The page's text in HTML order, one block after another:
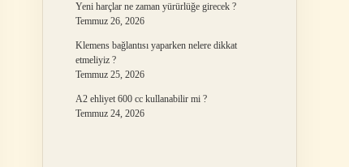
Yeni harçlar ne zaman yürürlüğe girecek ?
Temmuz 26, 2026
Klemens bağlantısı yaparken nelere dikkat
etmeliyiz ?
Temmuz 25, 2026
A2 ehliyet 600 cc kullanabilir mi ?
Temmuz 24, 2026